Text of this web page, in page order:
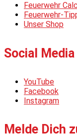
Feuerwehr
Feuerwehr-
Unser Shop
Social Media
YouTube
Facebook
Instagram
Melde Dich